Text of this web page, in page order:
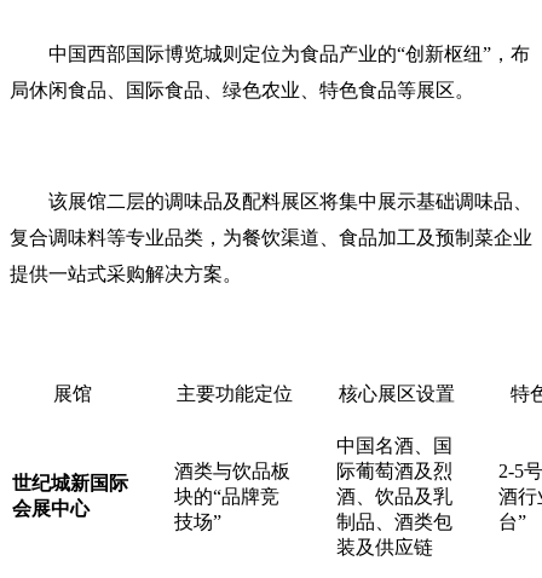
中国西部国际博览城则定位为食品产业的“创新枢纽”，布
局休闲食品、国际食品、绿色农业、特色食品等展区。
该展馆二层的调味品及配料展区将集中展示基础调味品、
复合调味料等专业品类，为餐饮渠道、食品加工及预制菜企业
提供一站式采购解决方案。
展馆 主要功能定位 核心展区设置 特
世纪城新国际
会展中心
酒类与饮品板
块的“品牌竞
技场”
中国名酒、国
际葡萄酒及烈
酒、饮品及乳
制品、酒类包
装及供应链
2-5
酒行
台”